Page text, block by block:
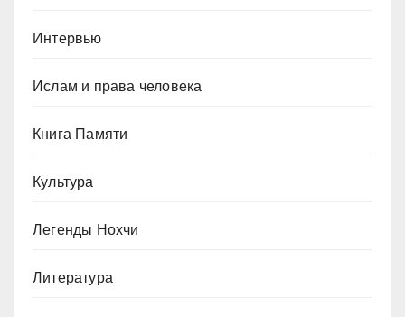
Интервью
Ислам и права человека
Книга Памяти
Культура
Легенды Нохчи
Литература